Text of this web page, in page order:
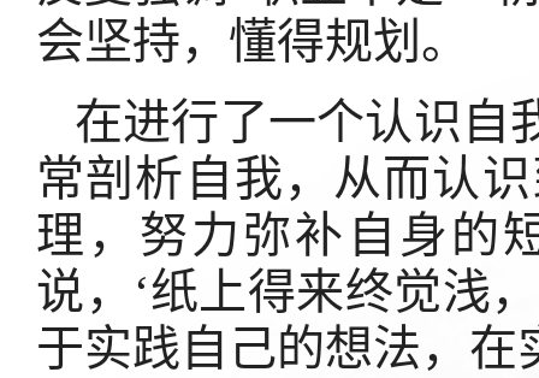
会坚持，懂得规划。
在进行了一个认识自
常剖析自我，从而认
理，努力弥补自身的
说，‘纸上得来终觉浅
于实践自己的想法，